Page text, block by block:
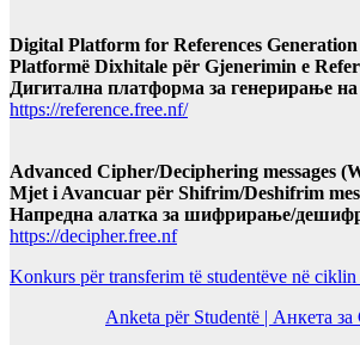
Digital Platform for References Generation
Platformë Dixhitale për Gjenerimin e
Дигитална платформа за генерирање
https://reference.free.nf/
Advanced Cipher/Deciphering messages
Mjet i Avancuar për Shifrim/Deshifrim
Напредна алатка за шифрирање/
https://decipher.free.nf
Konkurs për transferim të studentëve në
Anketa për Studentë | Анкета за